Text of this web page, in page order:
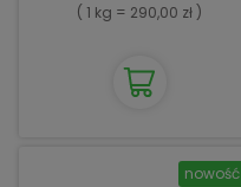
( 1 kg = 290,00 zł )
nowość